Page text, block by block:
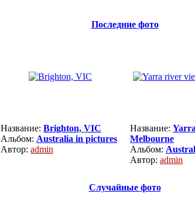
Последние фото
Название: Brighton, VIC
Альбом: Australia in pictures
Автор: admin
Название:
Melbourne
Альбом:
Автор: admin
Случайные фото